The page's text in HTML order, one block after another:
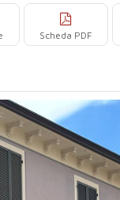
Scheda PDF